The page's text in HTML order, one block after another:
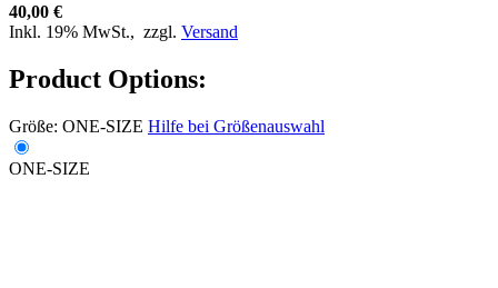
40,00 €
Inkl. 19% MwSt., zzgl. Versand
Product Options:
Größe: ONE-SIZE Hilfe bei Größenauswahl
ONE-SIZE